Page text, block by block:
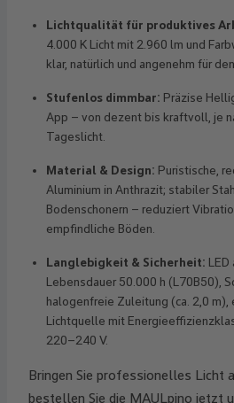
Lichtqualität für produktives
4.000 K Licht mit 2.960 lm und
klar, natürlich und angenehm für
Stufenlos dimmbar: Präzise
App – von dezent bis kraftvoll, je
Tageslicht.
Material & Design: Puristische,
Aluminium in Anthrazit; stabiler
Bodenschonern – reduziert
empfindliche Böden.
Langlebigkeit & Sicherheit: LED
Lebensdauer 50.000 h (L70B50),
halogenfreie Zuleitung (ca. 2,0 m),
Lichtquelle mit
220–240 V.
Bringen Sie professionelles Licht
bestellen Sie die MAULpino jetzt